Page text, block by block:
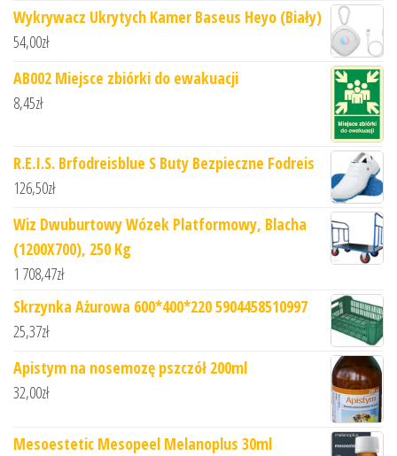
Wykrywacz Ukrytych Kamer Baseus Heyo (Biały)
54,00zł
AB002 Miejsce zbiórki do ewakuacji
8,45zł
R.E.I.S. Brfodreisblue S Buty Bezpieczne Fodreis
126,50zł
Wiz Dwuburtowy Wózek Platformowy, Blacha
(1200X700), 250 Kg
1 708,47zł
Skrzynka Ażurowa 600*400*220 5904458510997
25,37zł
Apistym na nosemozę pszczół 200ml
32,00zł
Mesoestetic Mesopeel Melanoplus 30ml